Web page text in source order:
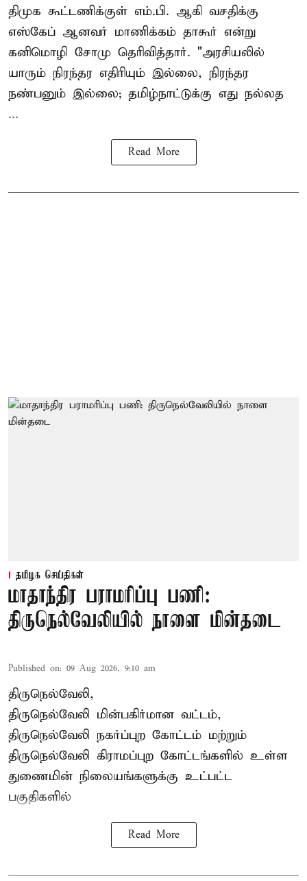
திமுக கூட்டணிக்குள் எம்.பி. ஆகி வசதிக்கு
எஸ்கேப் ஆனவர் மாணிக்கம் தாகூர் என்று
கனிமொழி சோமு தெரிவித்தார். "அரசியலில்
யாரும் நிரந்தர எதிரியும் இல்லை, நிரந்தர
நண்பனும் இல்லை; தமிழ்நாட்டுக்கு எது நல்லத
...
Read More
தமிழக செய்திகள்
மாதாந்திர பராமரிப்பு பணி:
திருநெல்வேலியில் நாளை மின்தடை
Published on: 09 Aug 2026, 9:10 am
திருநெல்வேலி,
திருநெல்வேலி மின்பகிர்மான வட்டம்,
திருநெல்வேலி நகர்ப்புற கோட்டம் மற்றும்
திருநெல்வேலி கிராமப்புற கோட்டங்களில் உள்ள
துணைமின் நிலையங்களுக்கு உட்பட்ட
பகுதிகளில்
Read More